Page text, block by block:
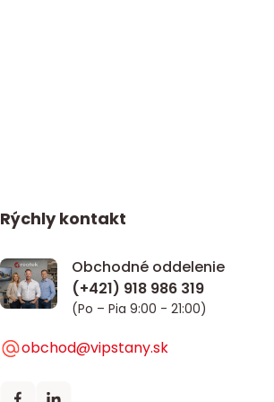
Rýchly kontakt
Obchodné oddelenie
(Po – Pia 9:00 - 21:00)
obchod@vipstany.sk